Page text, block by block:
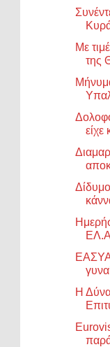
Με
της
είχε
Η